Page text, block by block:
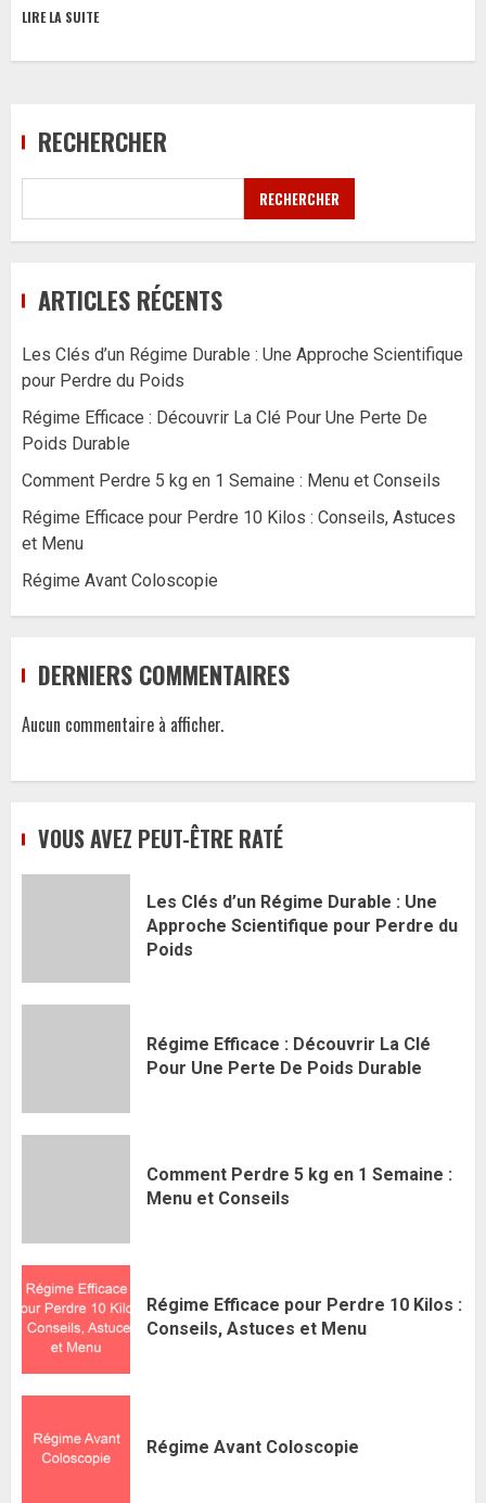
LIRE LA SUITE
RECHERCHER
RECHERCHER
ARTICLES RÉCENTS
Les Clés d’un Régime Durable : Une Approche Scientifique
pour Perdre du Poids
Régime Efficace : Découvrir La Clé Pour Une Perte De
Poids Durable
Comment Perdre 5 kg en 1 Semaine : Menu et Conseils
Régime Efficace pour Perdre 10 Kilos : Conseils, Astuces
et Menu
Régime Avant Coloscopie
DERNIERS COMMENTAIRES
Aucun commentaire à afficher.
VOUS AVEZ PEUT-ÊTRE RATÉ
Les Clés d’un Régime Durable : Une
Approche Scientifique pour Perdre du
Poids
Régime Efficace : Découvrir La Clé
Pour Une Perte De Poids Durable
Comment Perdre 5 kg en 1 Semaine :
Menu et Conseils
Régime Efficace pour Perdre 10 Kilos :
Conseils, Astuces et Menu
Régime Avant Coloscopie